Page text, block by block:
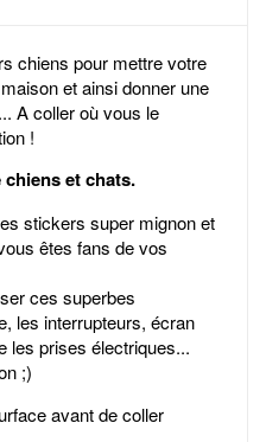
chiens pour mettre votre
et ainsi donner une
... A coller où vous le
!
chiens et chats.
stickers super mignon et
êtes fans de vos
ces superbes
les interrupteurs, écran
les prises électriques...
;)
avant de coller